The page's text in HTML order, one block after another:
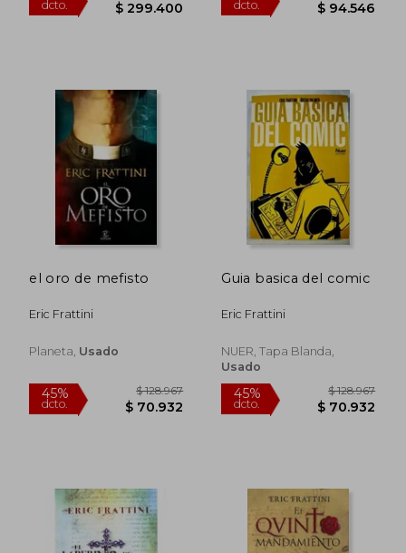
45%
dcto. $ 145.406
45%
dcto.
el oro de mefisto
Eric Frattini
Planeta, Usado
Guia basica del comic
Eric Frattini
NUER, Tapa Blanda,
Usado